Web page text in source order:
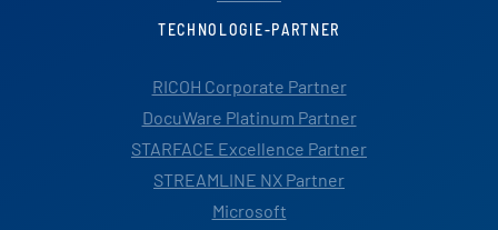
TECHNOLOGIE-PARTNER
RICOH Corporate Partner
DocuWare Platinum Partner
STARFACE Excellence Partner
STREAMLINE NX Partner
Microsoft